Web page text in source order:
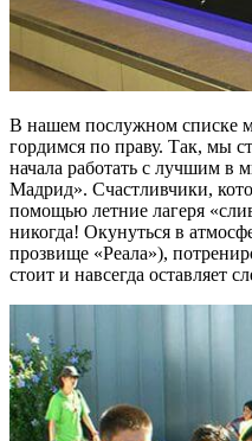
В нашем послужном списке
гордимся по праву. Так, мы
начала работать с лучшим в
Мадрид». Счастливчики,
помощью летние лагеря
никогда! Окунуться в
прозвище «Реала»),
стоит и навсегда оставляет